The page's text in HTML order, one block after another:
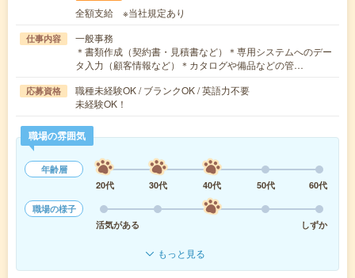
全額支給 ※当社規定あり
仕事内容
一般事務
＊書類作成（契約書・見積書など）＊専用システムへのデー
タ入力（顧客情報など）＊カタログや備品などの管…
応募資格
職種未経験OK / ブランクOK / 英語力不要
未経験OK！
職場の雰囲気
年齢層
20代
30代 40代 50代
60代
職場の様子
活気がある
しずか
もっと見る